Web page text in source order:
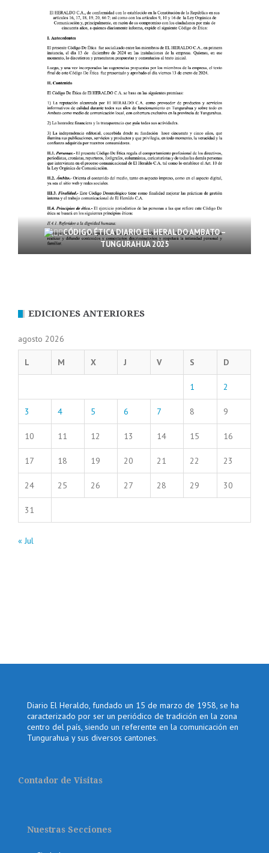
CÓDIGO ÉTICA DIARIO EL HERALDO AMBATO –
TUNGURAHUA 2025
EDICIONES ANTERIORES
agosto 2026
L M X J V S D
1 2
3 4 5 6 7 8 9
10 11 12 13 14 15 16
17 18 19 20 21 22 23
24 25 26 27 28 29 30
31
« Jul
Diario El Heraldo, fundado un 15 de marzo de 1958, se ha
caracterizado por ser un periódico de tradición en la zona
centro del país, siendo un referente en la comunicación en
Tungurahua y sus diversos cantones.
Contador de Visitas
Nuestras Secciones